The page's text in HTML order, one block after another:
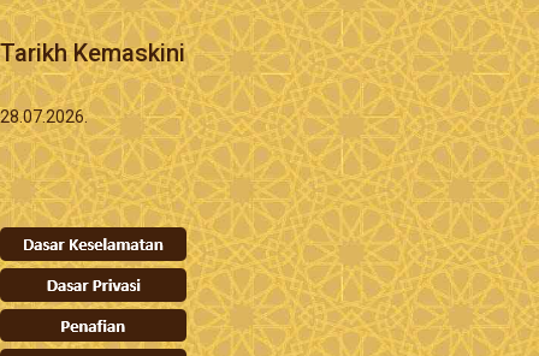
Tarikh Kemaskini
28.07.2026.